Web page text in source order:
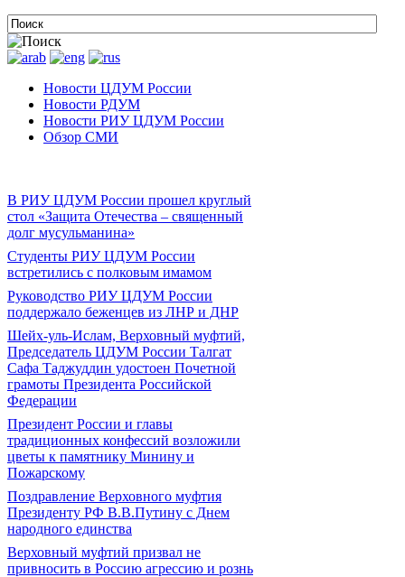
Новости ЦДУМ России
Новости РДУМ
Новости РИУ ЦДУМ России
Обзор СМИ
В РИУ ЦДУМ России прошел круглый
стол «Защита Отечества – священный
долг мусульманина»
Студенты РИУ ЦДУМ России
встретились с полковым имамом
Руководство РИУ ЦДУМ России
поддержало беженцев из ЛНР и ДНР
Шейх-уль-Ислам, Верховный муфтий,
Председатель ЦДУМ России Талгат
Сафа Таджуддин удостоен Почетной
грамоты Президента Российской
Федерации
Президент России и главы
традиционных конфессий возложили
цветы к памятнику Минину и
Пожарскому
Поздравление Верховного муфтия
Президенту РФ В.В.Путину с Днем
народного единства
Верховный муфтий призвал не
привносить в Россию агрессию и рознь